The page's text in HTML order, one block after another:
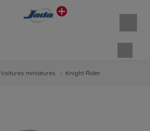
Voitures miniatures Knight Rider